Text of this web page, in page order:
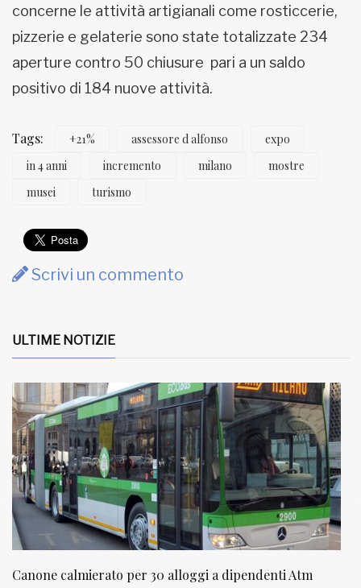
concerne le attività artigianali come rosticcerie,
pizzerie e gelaterie sono state totalizzate 234
aperture contro 50 chiusure pari a un saldo
positivo di 184 nuove attività.
Tags: +21% assessore d alfonso
expo
in 4 anni
incremento milano
mostre
musei
turismo
Scrivi un commento
ULTIME NOTIZIE
NATUROPATIA IN BREVE 20/01